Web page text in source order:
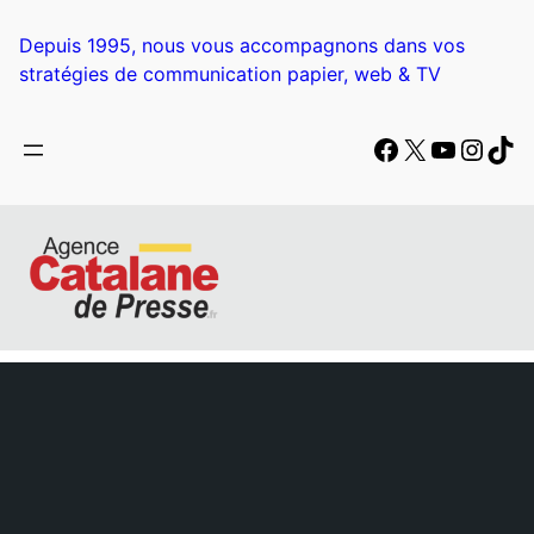
Depuis 1995, nous vous accompagnons dans vos
stratégies de communication papier, web & TV
Facebook
X